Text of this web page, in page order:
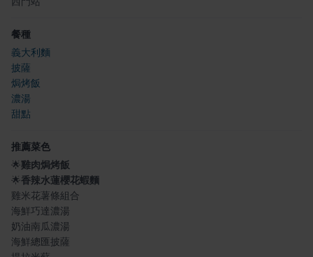
餐種
義大利麵
披薩
焗烤飯
濃湯
甜點
推薦菜色
🌟雞肉焗烤飯
🌟香辣水蓮櫻花蝦麵
雞米花薯條組合
海鮮巧達濃湯
奶油南瓜濃湯
海鮮總匯披薩